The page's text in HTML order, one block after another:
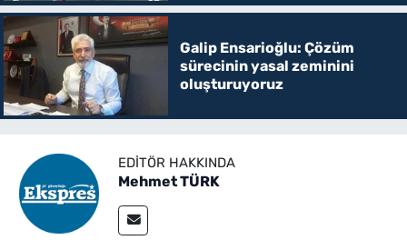
Galip Ensarioğlu: Çözüm
sürecinin yasal zeminini
oluşturuyoruz
EDITÖR HAKKINDA
Mehmet TÜRK